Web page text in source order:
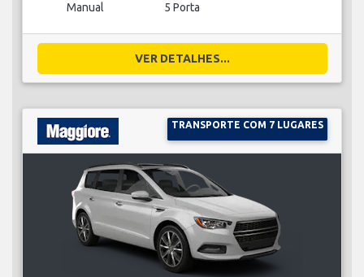
Manual 5 Porta
VER DETALHES...
TRANSPORTE COM 7 LUGARES